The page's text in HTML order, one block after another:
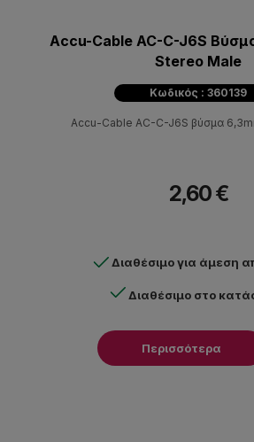
Accu-Cable AC-C-J6S
Stereo Male
Κωδικός : 360139
Accu-Cable AC-C-J6S βύσμα
2,60 €
Διαθέσιμο για άμεση
Διαθέσιμο στο
Περισσότερα